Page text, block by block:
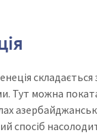
складається
Тут можна
спосіб